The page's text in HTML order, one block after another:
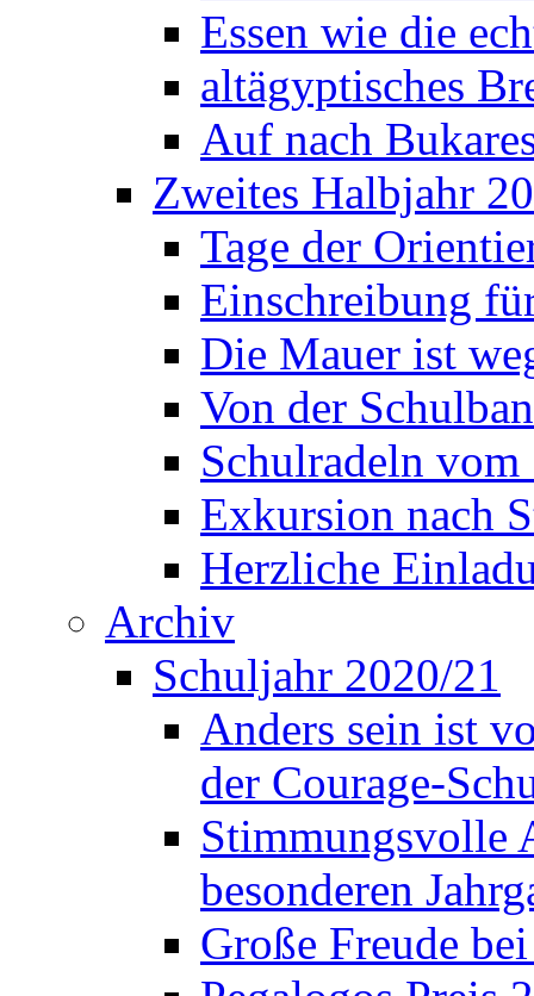
Essen wie die
altägyptisches
Auf nach
Zweites Halbjahr
Tage der
Einschreibung
Die Mauer ist
Von der
Schulradeln
Exkursion nach
Herzliche
Archiv
Schuljahr 2020/21
Anders sein ist
der Courage-
Stimmungsvolle
besonderen
Große Freude